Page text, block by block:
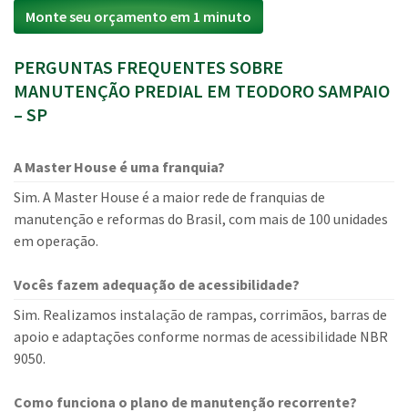
Monte seu orçamento em 1 minuto
PERGUNTAS FREQUENTES SOBRE
MANUTENÇÃO PREDIAL EM TEODORO SAMPAIO
– SP
A Master House é uma franquia?
Sim. A Master House é a maior rede de franquias de
manutenção e reformas do Brasil, com mais de 100 unidades
em operação.
Vocês fazem adequação de acessibilidade?
Sim. Realizamos instalação de rampas, corrimãos, barras de
apoio e adaptações conforme normas de acessibilidade NBR
9050.
Como funciona o plano de manutenção recorrente?